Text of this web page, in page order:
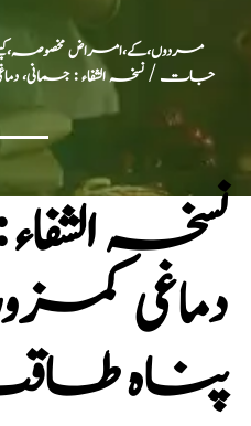
مردوں،کے،امراض
جات / نسخہ الشفاء :
نسخہ
دماغی
پناہ